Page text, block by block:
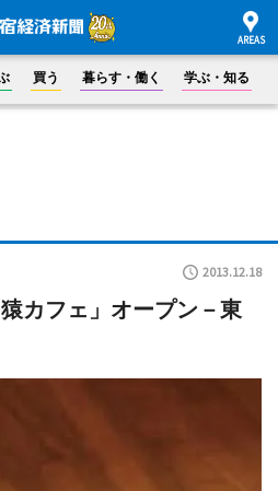
買う 暮らす・働く 学ぶ・知る
2013.12.18
カフェ」オープン－東